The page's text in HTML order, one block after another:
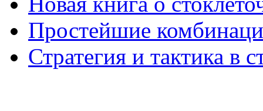
Простейшие
Стратегия и тактика в